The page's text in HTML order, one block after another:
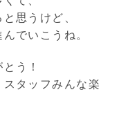
思うけど、
でいこうね。
う！
タッフみんな楽